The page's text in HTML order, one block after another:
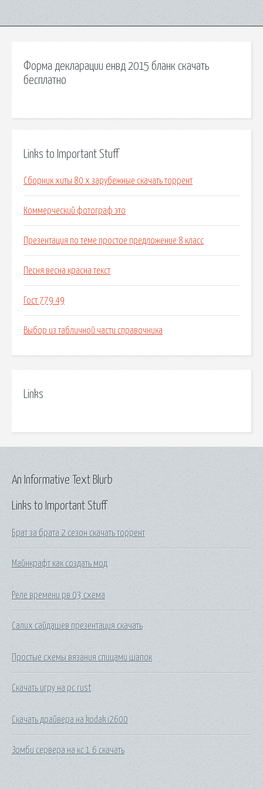
Форма декларации енвд 2015 бланк скачать
бесплатно
Links to Important Stuff
Сборник хиты 80 х зарубежные скачать торрент
Коммерческий фотограф это
Презентация по теме простое предложение 8 класс
Песня весна красна текст
Гост 779 49
Выбор из табличной части справочника
Links
Links to Important Stuff
Брат за брата 2 сезон скачать торрент
Майнкрафт как создать мод
Реле времени рв 03 схема
Салих сайдашев презентация скачать
Простые схемы вязания спицами шапок
Скачать игру на pc rust
Скачать драйвера на kodak i2600
Зомби сервера на кс 1 6 скачать
An Informative Text Blurb